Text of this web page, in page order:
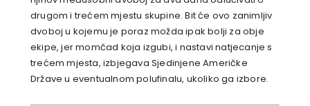
drugom i trećem mjestu skupine. Bit će ovo zanimljiv
dvoboj u kojemu je poraz možda ipak bolji za obje
ekipe, jer momčad koja izgubi, i nastavi natjecanje s
trećem mjesta, izbjegava Sjedinjene Američke
Države u eventualnom polufinalu, ukoliko ga izbore.